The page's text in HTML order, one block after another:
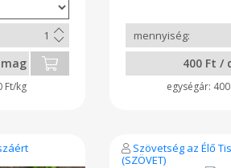
Ft/kg
400 Ft /
Szövetség az Élő
(SZÖVET)